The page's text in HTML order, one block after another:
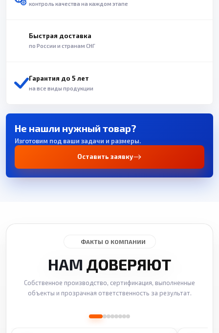
контроль качества на каждом этапе
Быстрая доставка
по России и странам СНГ
Гарантия до 5 лет
на все виды продукции
Не нашли нужный товар?
Изготовим под ваши задачи и размеры.
Оставить заявку
ФАКТЫ О КОМПАНИИ
НАМ ДОВЕРЯЮТ
Собственное производство, сертификация, выполненные
объекты и прозрачная ответственность за результат.